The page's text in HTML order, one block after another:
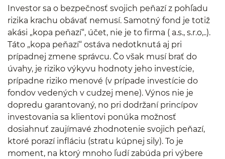
Investor sa o bezpečnosť svojich peňazí z pohľadu
rizika krachu obávať nemusí. Samotný fond je totiž
akási „kopa peňazí“, účet, nie je to firma ( a.s., s.r.o,..).
Táto „kopa peňazí“ ostáva nedotknutá aj pri
prípadnej zmene správcu. Čo však musí brať do
úvahy, je riziko výkyvu hodnoty jeho investície,
prípadne riziko menové (v prípade investície do
fondov vedených v cudzej mene). Výnos nie je
dopredu garantovaný, no pri dodržaní princípov
investovania sa klientovi ponúka možnosť
dosiahnuť zaujímavé zhodnotenie svojich peňazí,
ktoré porazí infláciu (stratu kúpnej sily). To je
moment, na ktorý mnoho ľudí zabúda pri výbere